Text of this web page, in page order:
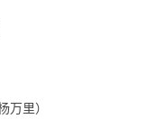
万里）